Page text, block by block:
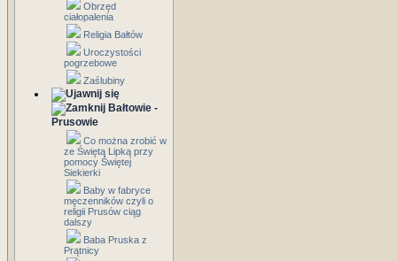
Obrzęd
ciałopalenia
Religia Bałtów
Uroczystości
pogrzebowe
Zaślubiny
Bałtowie -
Prusowie
Co można zrobić w
ze Świętą Lipką przy
pomocy Świętej
Siekierki
Baby w fabryce
męczenników czyli o
religii Prusów ciąg
dalszy
Baba Pruska z
Prątnicy